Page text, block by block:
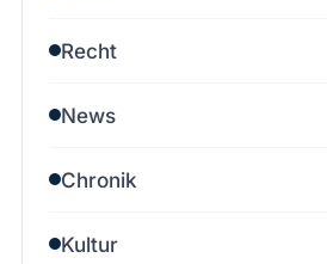
Recht
News
Chronik
Kultur